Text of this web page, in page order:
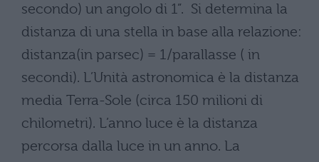
secondo) un angolo di 1”. Si determina la
distanza di una stella in base alla relazione:
distanza(in parsec) = 1/parallasse ( in
secondi). L’Unità astronomica è la distanza
media Terra-Sole (circa 150 milioni di
chilometri). L’anno luce è la distanza
percorsa dalla luce in un anno. La